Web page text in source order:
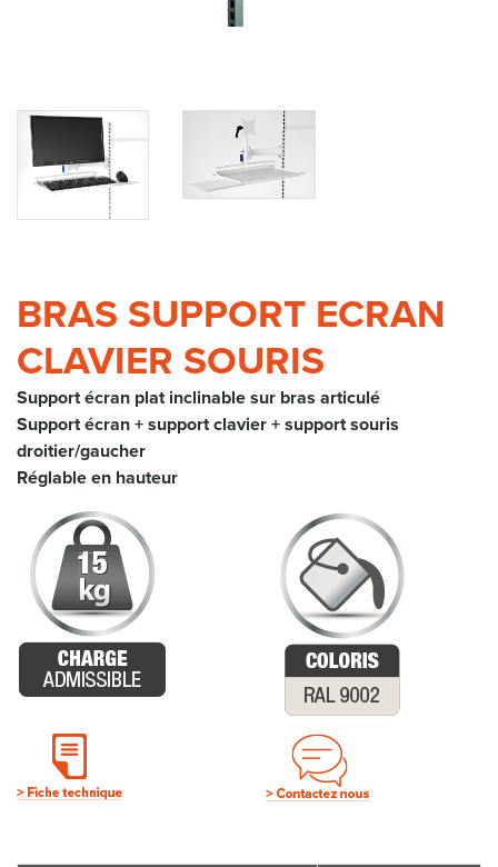
BRAS SUPPORT ECRAN
CLAVIER SOURIS
Support écran plat inclinable sur bras articulé
Support écran + support clavier + support souris
droitier/gaucher
Réglable en hauteur